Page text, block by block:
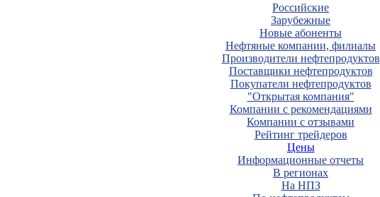
Российские
Зарубежные
Новые абоненты
Нефтяные компании, филиалы
Производители нефтепродуктов
Поставщики нефтепродуктов
Покупатели нефтепродуктов
"Открытая компания"
Компании с рекомендациями
Компании с отзывами
Рейтинг трейдеров
Цены
Информационные отчеты
В регионах
На НПЗ